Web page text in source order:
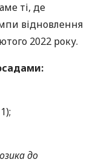
ті, де
відновлення
2022 року.
до